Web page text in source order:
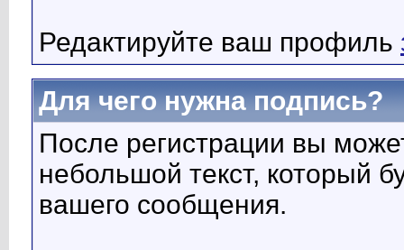
Редактируйте ваш профиль
Для чего нужна подпись?
После регистрации вы
небольшой текст, который
вашего сообщения.